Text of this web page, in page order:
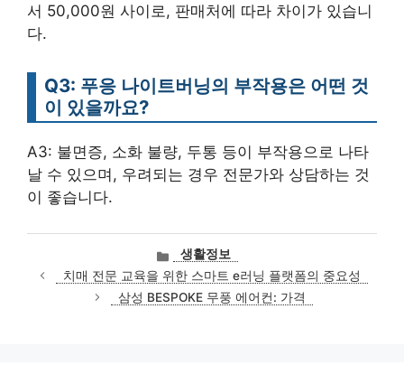
서 50,000원 사이로, 판매처에 따라 차이가 있습니
다.
Q3: 푸응 나이트버닝의 부작용은 어떤 것
이 있을까요?
A3: 불면증, 소화 불량, 두통 등이 부작용으로 나타
날 수 있으며, 우려되는 경우 전문가와 상담하는 것
이 좋습니다.
카
테
고
리
생활정보
치매 전문 교육을 위한 스마트 e러닝 플랫폼의 중요성
삼성 BESPOKE 무풍 에어컨: 가격